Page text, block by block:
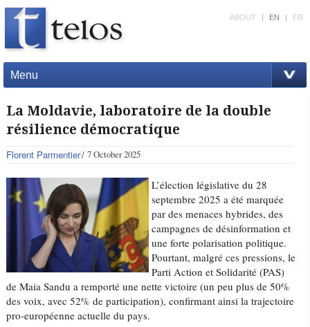
Menu
ABOUT | EN | FR
La Moldavie, laboratoire de la double
résilience démocratique
Florent Parmentier 7 October 2025
L’élection législative du 28
septembre 2025 a été marquée
par des menaces hybrides, des
campagnes de désinformation et
une forte polarisation politique.
Pourtant, malgré ces pressions, le
Parti Action et Solidarité (PAS)
de Maia Sandu a remporté une nette victoire (un peu plus de 50%
des voix, avec 52% de participation), confirmant ainsi la trajectoire
pro-européenne actuelle du pays.